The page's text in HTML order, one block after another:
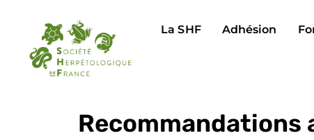
La SHF Adhésion
Recommandations